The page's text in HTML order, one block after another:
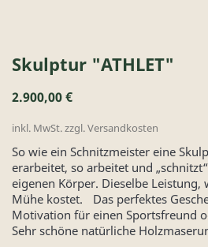
Skulptur "ATHLET"
2.900,00 €
inkl. MwSt. zzgl. Versandkosten
So wie ein Schnitzmeister eine
erarbeitet, so arbeitet und
eigenen Körper. Dieselbe Leistung,
Mühe kostet. Das perfektes
Motivation für einen Sportsfreund
Sehr schöne natürliche